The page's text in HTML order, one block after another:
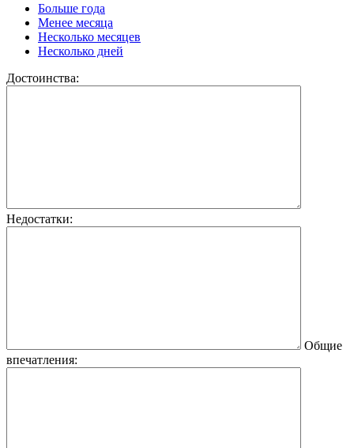
Больше года
Менее месяца
Несколько месяцев
Несколько дней
Достоинства:
Недостатки:
Общие
впечатления: